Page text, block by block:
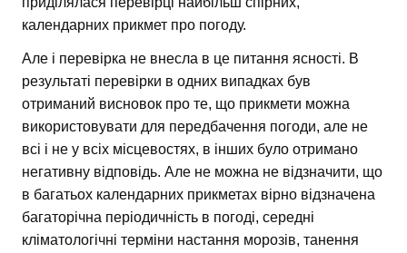
календарних прикмет про погоду.
Але і перевірка не внесла в це питання ясності. В
результаті перевірки в одних випадках був
отриманий висновок про те, що прикмети можна
використовувати для передбачення погоди, але не
всі і не у всіх місцевостях, в інших було отримано
негативну відповідь. Але не можна не відзначити, що
в багатьох календарних прикметах вірно відзначена
багаторічна періодичність в погоді, середні
кліматологічні терміни настання морозів, танення